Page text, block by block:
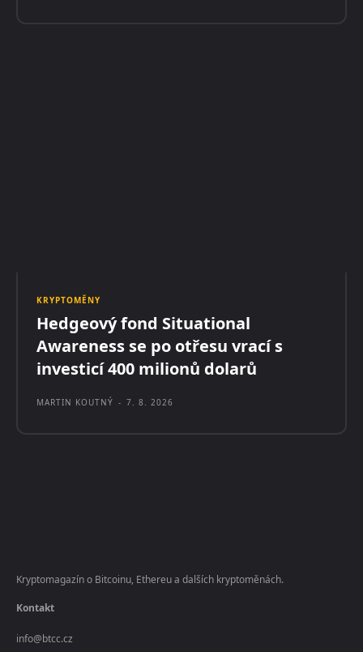
KRYPTOMĚNY
Hedgeový fond Situational
Awareness se po otřesu vrací s
investicí 400 milionů dolarů
MARTIN KOUTNÝ - 7. 8. 2026
Kryptomagazín o Bitcoinu, Ethereu a dalších kryptoměnách.
Kontakt
info@btcc.cz